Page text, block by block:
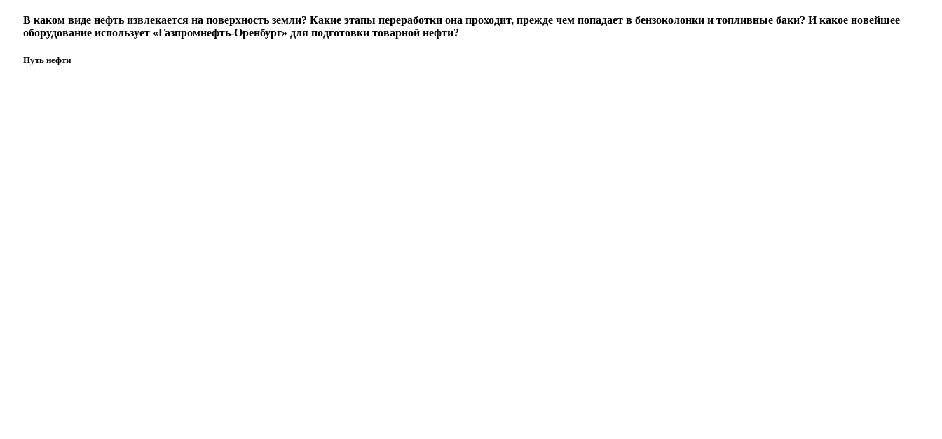
В каком виде нефть извлекается на поверхность земли? Какие этапы переработки она проходит, прежде чем попадает в бензоколонки и топливные баки? И какое новейшее
оборудование использует «Газпромнефть-Оренбург» для подготовки товарной нефти?
Путь нефти